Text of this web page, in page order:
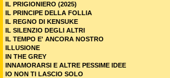
IL PRIGIONIERO (2025)
IL PRINCIPE DELLA FOLLIA
IL REGNO DI KENSUKE
IL SILENZIO DEGLI ALTRI
IL TEMPO E' ANCORA NOSTRO
ILLUSIONE
IN THE GREY
INNAMORARSI E ALTRE PESSIME IDEE
IO NON TI LASCIO SOLO